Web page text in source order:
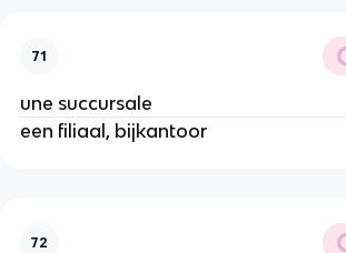
71
une succursale
een filiaal, bijkantoor
72